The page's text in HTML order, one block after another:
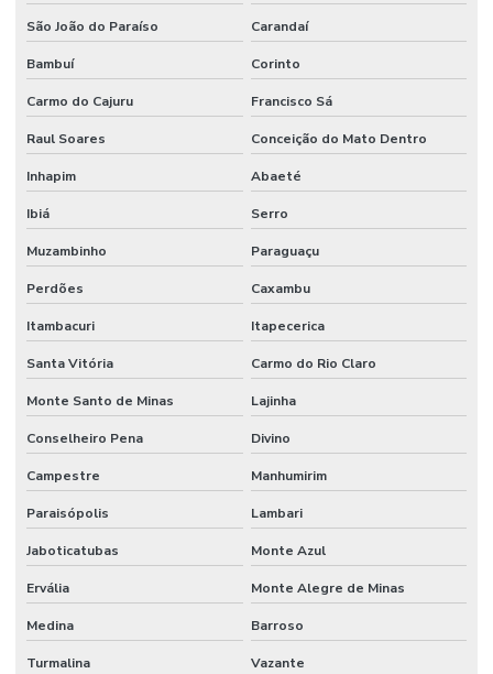
São João do Paraíso Carandaí
Bambuí Corinto
Carmo do Cajuru Francisco Sá
Raul Soares Conceição do Mato Dentro
Inhapim Abaeté
Ibiá Serro
Muzambinho Paraguaçu
Perdões Caxambu
Itambacuri Itapecerica
Santa Vitória Carmo do Rio Claro
Monte Santo de Minas Lajinha
Conselheiro Pena Divino
Campestre Manhumirim
Paraisópolis Lambari
Jaboticatubas Monte Azul
Ervália Monte Alegre de Minas
Medina Barroso
Turmalina Vazante